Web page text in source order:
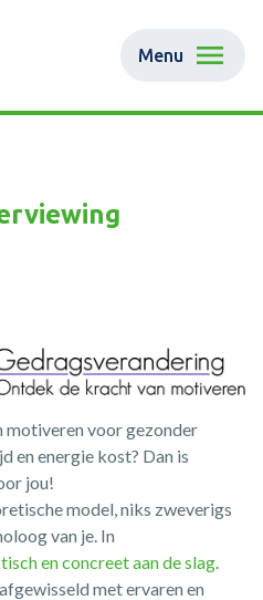
Menu
motiveren voor gezonder
en energie kost? Dan is
jou!
model, niks zweverigs
van je. In
en concreet aan de slag
met ervaren en